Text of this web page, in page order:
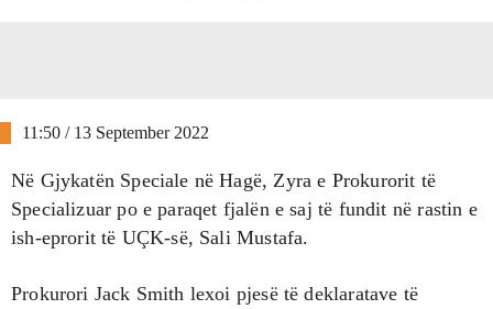
11:50 / 13 September 2022
Në Gjykatën Speciale në Hagë, Zyra e Prokurorit të
Specializuar po e paraqet fjalën e saj të fundit në rastin e
ish-eprorit të UÇK-së, Sali Mustafa.
Prokurori Jack Smith lexoi pjesë të deklaratave të